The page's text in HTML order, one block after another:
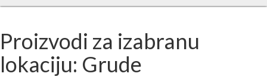
Proizvodi za izabranu
lokaciju: Grude